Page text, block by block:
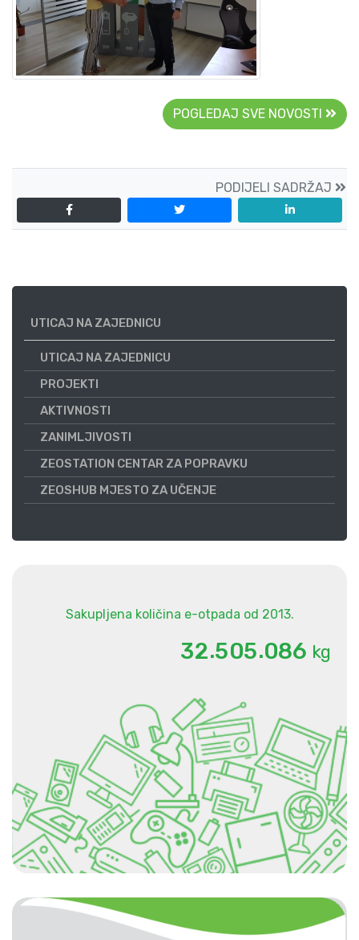
POGLEDAJ SVE NOVOSTI
PODIJELI SADRŽAJ
UTICAJ NA ZAJEDNICU
UTICAJ NA ZAJEDNICU
PROJEKTI
AKTIVNOSTI
ZANIMLJIVOSTI
ZEOSTATION CENTAR ZA POPRAVKU
ZEOSHUB MJESTO ZA UČENJE
Sakupljena količina e-otpada od 2013.
32.505.086 kg